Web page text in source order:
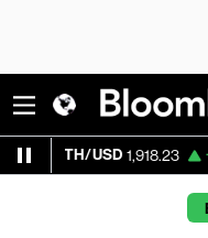
1,918.23 +0.22% Visa